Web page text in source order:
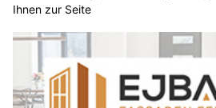
Ihnen zur Seite